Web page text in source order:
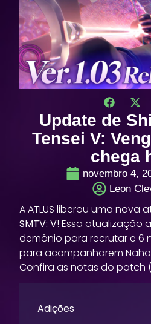
Update de
Tensei V:
chega
novembro 4,
Leon
A ATLUS liberou uma nova
SMTV: V! Essa atualização
demônio para recrutar e 6
para acompanharem
Confira as notas do patch
Adições